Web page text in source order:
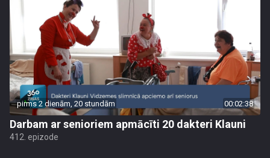
pirms 2 dienām, 20 stundām 00:02:38
Darbam ar senioriem apmācīti 20 dakteri Klauni
412. epizode